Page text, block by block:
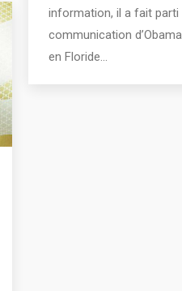
information, il a fait parti
communication
en Floride…